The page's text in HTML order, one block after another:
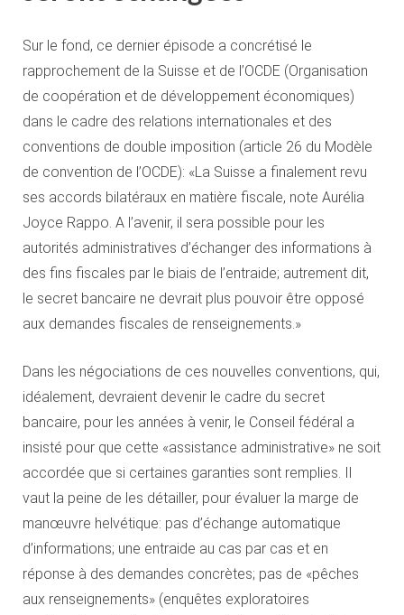
Sur le fond, ce dernier épisode a concrétisé le
rapprochement de la Suisse et de l’OCDE (Organisation
de coopération et de développement économiques)
dans le cadre des relations internationales et des
conventions de double imposition (article 26 du Modèle
de convention de l’OCDE): «La Suisse a finalement revu
ses accords bilatéraux en matière fiscale, note Aurélia
Joyce Rappo. A l’avenir, il sera possible pour les
autorités administratives d’échanger des informations à
des fins fiscales par le biais de l’entraide; autrement dit,
le secret bancaire ne devrait plus pouvoir être opposé
aux demandes fiscales de renseignements.»
Dans les négociations de ces nouvelles conventions, qui,
idéalement, devraient devenir le cadre du secret
bancaire, pour les années à venir, le Conseil fédéral a
insisté pour que cette «assistance administrative» ne soit
accordée que si certaines garanties sont remplies. Il
vaut la peine de les détailler, pour évaluer la marge de
manœuvre helvétique: pas d’échange automatique
d’informations; une entraide au cas par cas et en
réponse à des demandes concrètes; pas de «pêches
aux renseignements» (enquêtes exploratoires